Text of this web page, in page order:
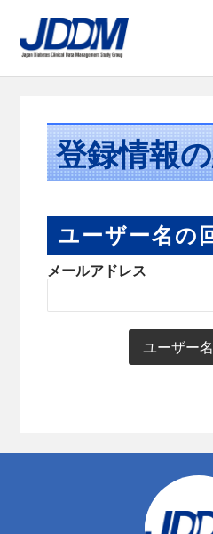
登録情報
ユーザー名の
メールアドレス